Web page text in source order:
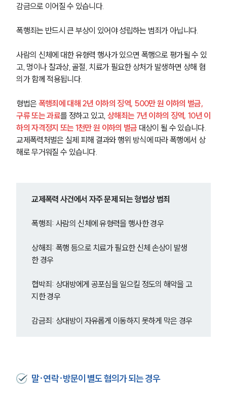
감금으로 이어질 수 있습니다.
폭행죄는 반드시 큰 부상이 있어야 성립하는 범죄가 아닙니다.
사람의 신체에 대한 유형력 행사가 있으면 폭행으로 평가될 수 있
고, 멍이나 찰과상, 골절, 치료가 필요한 상처가 발생하면 상해 혐
의가 함께 적용됩니다.
형법은 폭행죄에 대해 2년 이하의 징역, 500만 원 이하의 벌금,
구류 또는 과료를 정하고 있고, 상해죄는 7년 이하의 징역, 10년 이
하의 자격정지 또는 1천만 원 이하의 벌금 대상이 될 수 있습니다.
교제폭력처벌은 실제 피해 결과와 행위 방식에 따라 폭행에서 상
해로 무거워질 수 있습니다.
교제폭력 사건에서 자주 문제 되는 형법상 범죄
폭행죄: 사람의 신체에 유형력을 행사한 경우
상해죄: 폭행 등으로 치료가 필요한 신체 손상이 발생
한 경우
협박죄: 상대방에게 공포심을 일으킬 정도의 해악을 고
지한 경우
감금죄: 상대방이 자유롭게 이동하지 못하게 막은 경우
말·연락·방문이 별도 혐의가 되는 경우